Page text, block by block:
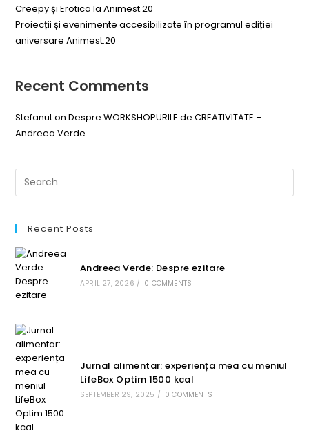
Creepy și Erotica la Animest.20
Proiecții și evenimente accesibilizate în programul ediției
aniversare Animest.20
Recent Comments
StefanutonDespre WORKSHOPURILE de CREATIVITATE –
Andreea Verde
Recent Posts
Andreea Verde: Despre ezitare
APRIL 27, 2026 / 0 COMMENTS
Jurnal alimentar: experiența mea cu meniul
LifeBox Optim 1500 kcal
SEPTEMBER 29, 2025 / 0 COMMENTS